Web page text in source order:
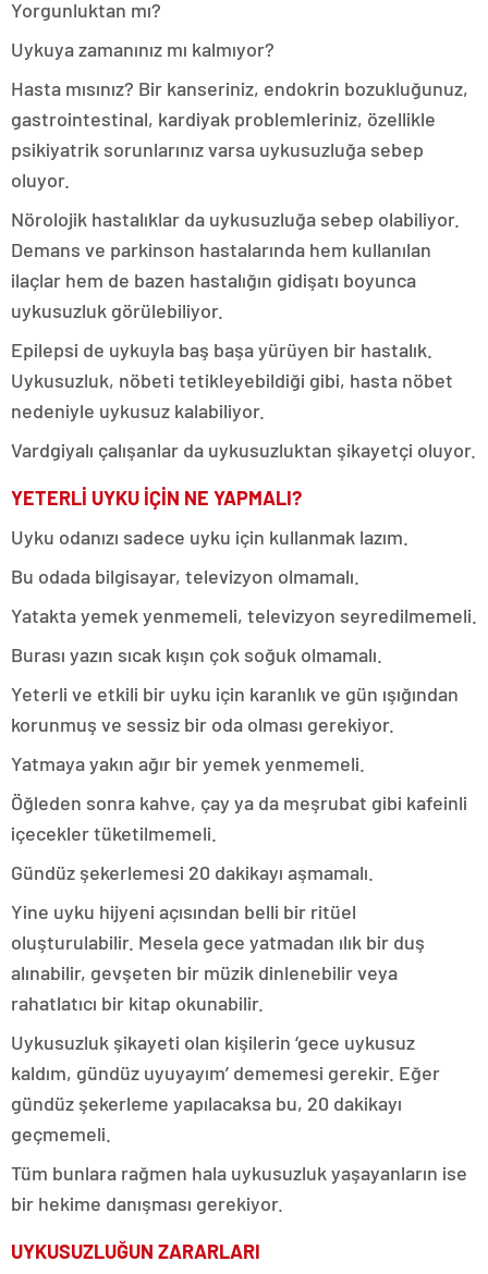
Yorgunluktan mı?
Uykuya zamanınız mı kalmıyor?
Hasta mısınız? Bir kanseriniz, endokrin bozukluğunuz,
gastrointestinal, kardiyak problemleriniz, özellikle
psikiyatrik sorunlarınız varsa uykusuzluğa sebep
oluyor.
Nörolojik hastalıklar da uykusuzluğa sebep olabiliyor.
Demans ve parkinson hastalarında hem kullanılan
ilaçlar hem de bazen hastalığın gidişatı boyunca
uykusuzluk görülebiliyor.
Epilepsi de uykuyla baş başa yürüyen bir hastalık.
Uykusuzluk, nöbeti tetikleyebildiği gibi, hasta nöbet
nedeniyle uykusuz kalabiliyor.
Vardgiyalı çalışanlar da uykusuzluktan şikayetçi oluyor.
YETERLİ UYKU İÇİN NE YAPMALI?
Uyku odanızı sadece uyku için kullanmak lazım.
Bu odada bilgisayar, televizyon olmamalı.
Yatakta yemek yenmemeli, televizyon seyredilmemeli.
Burası yazın sıcak kışın çok soğuk olmamalı.
Yeterli ve etkili bir uyku için karanlık ve gün ışığından
korunmuş ve sessiz bir oda olması gerekiyor.
Yatmaya yakın ağır bir yemek yenmemeli.
Öğleden sonra kahve, çay ya da meşrubat gibi kafeinli
içecekler tüketilmemeli.
Gündüz şekerlemesi 20 dakikayı aşmamalı.
Yine uyku hijyeni açısından belli bir ritüel
oluşturulabilir. Mesela gece yatmadan ılık bir duş
alınabilir, gevşeten bir müzik dinlenebilir veya
rahatlatıcı bir kitap okunabilir.
Uykusuzluk şikayeti olan kişilerin ‘gece uykusuz
kaldım, gündüz uyuyayım’ dememesi gerekir. Eğer
gündüz şekerleme yapılacaksa bu, 20 dakikayı
geçmemeli.
Tüm bunlara rağmen hala uykusuzluk yaşayanların ise
bir hekime danışması gerekiyor.
UYKUSUZLUĞUN ZARARLARI